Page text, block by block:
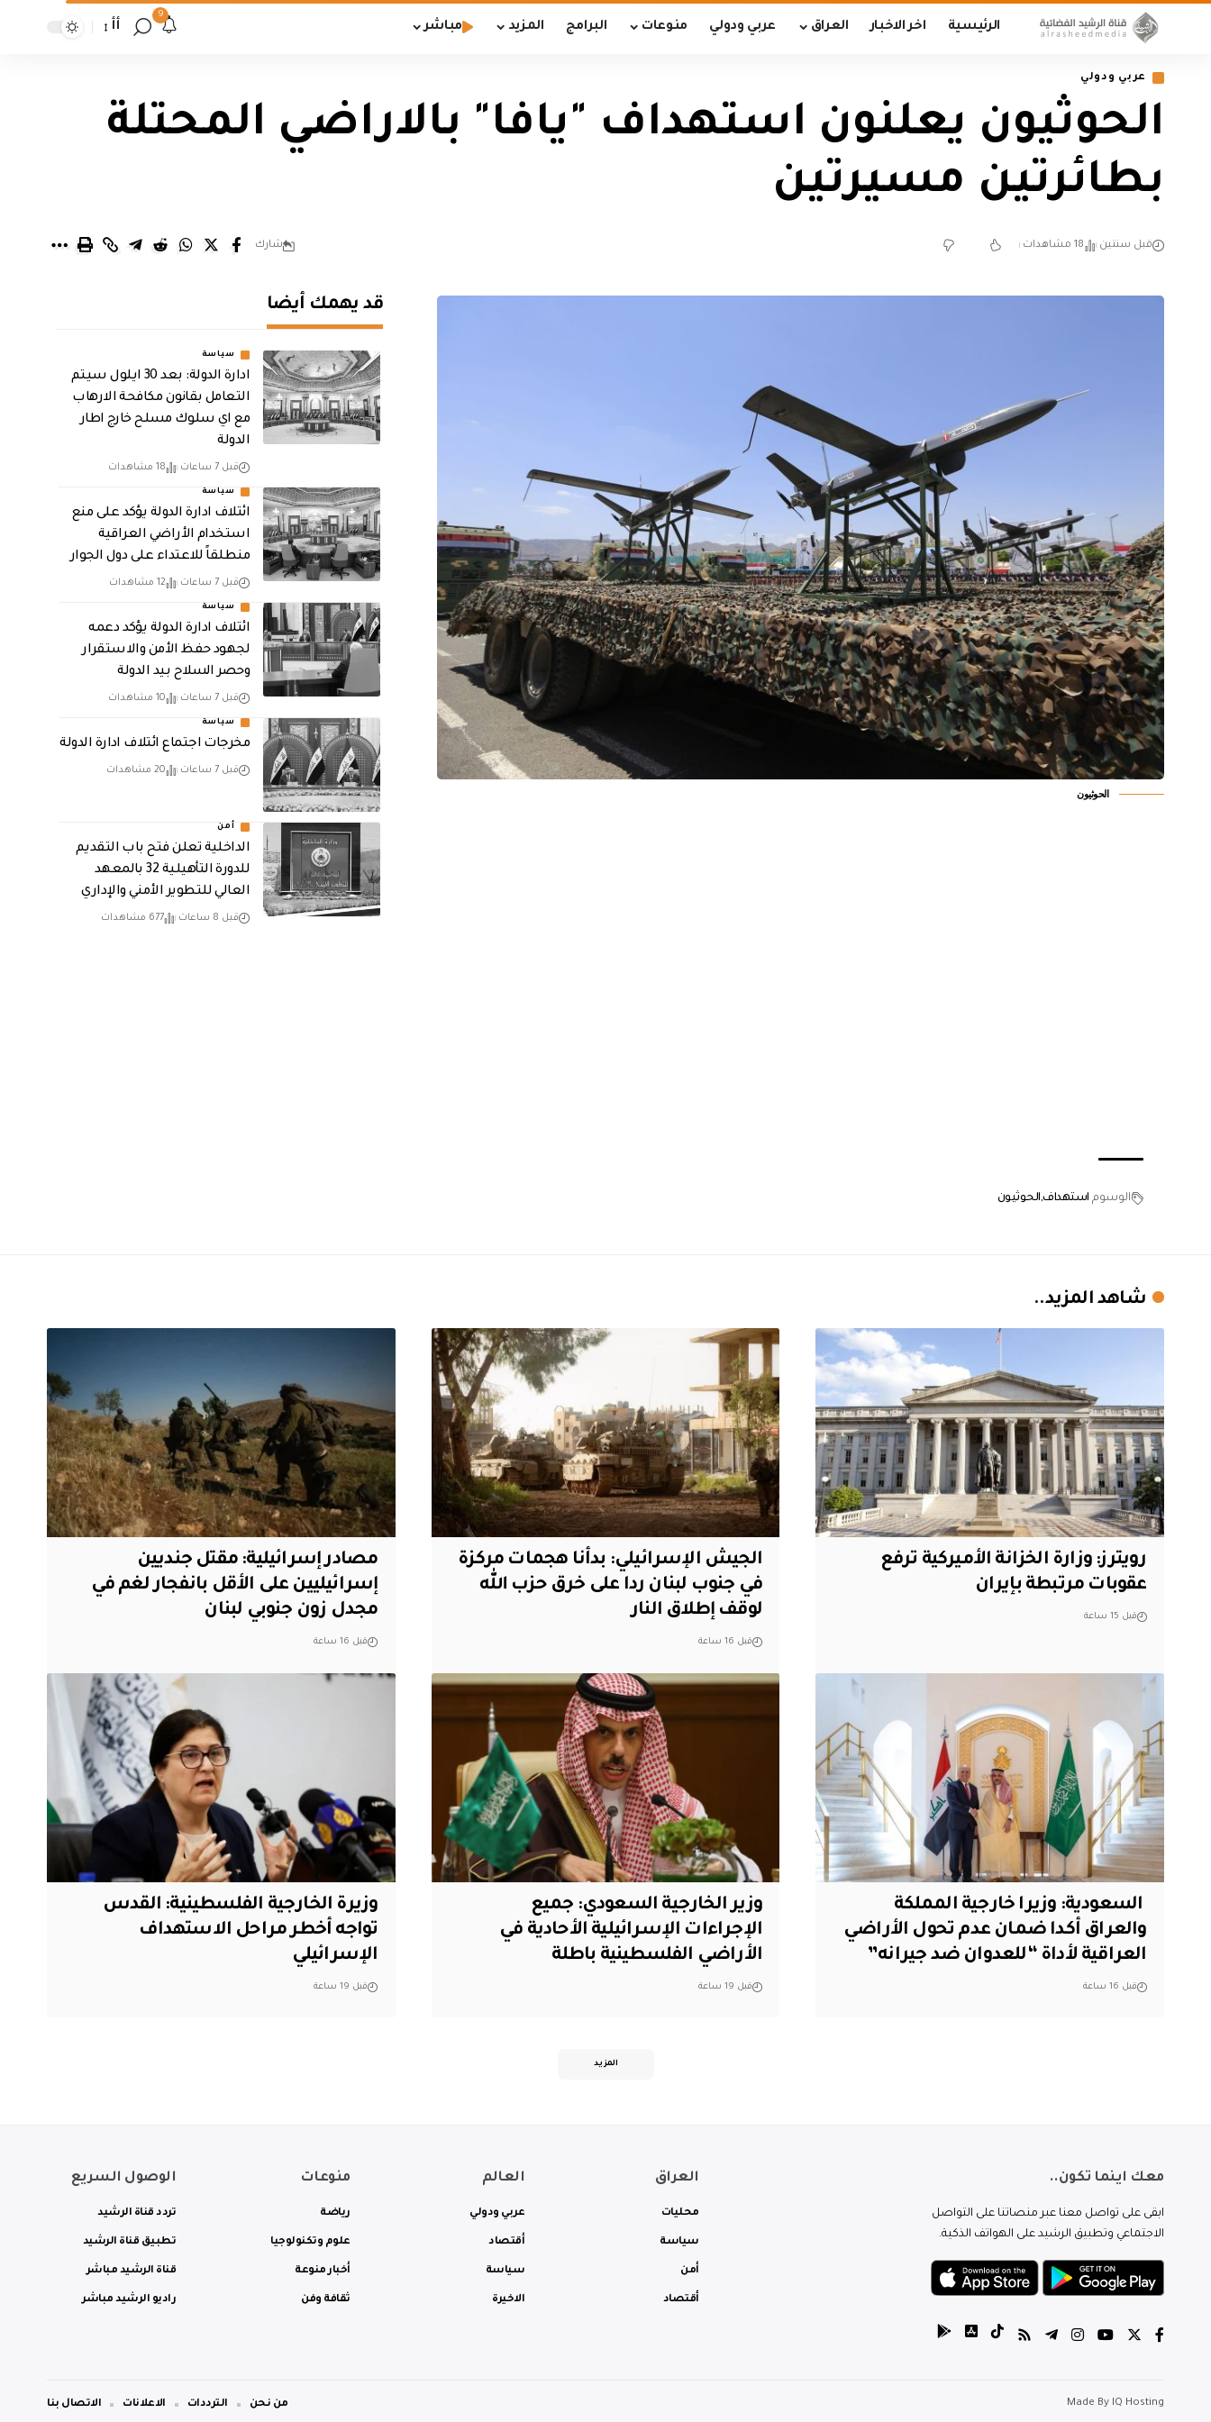
الرئيسية اخر الاخبار العراق عربي ودولي منوعات البرامج المزيد مباشر
9
أأ
عربي ودولي
الحوثيون يعلنون استهداف "يافا" بالاراضي المحتلة
بطائرتين مسيرتين
قبل سنتين 18 مشاهدات شارك
الحوثيون
الوسوم استهداف الحوثيون
قد يهمك أيضا
سياسة
ادارة الدولة: بعد 30 ايلول سيتم
التعامل بقانون مكافحة الارهاب
مع اي سلوك مسلح خارج اطار
الدولة
قبل 7 ساعات 18 مشاهدات
سياسة
ائتلاف ادارة الدولة يؤكد على منع
استخدام الأراضي العراقية
منطلقاً للاعتداء على دول الجوار
قبل 7 ساعات 12 مشاهدات
سياسة
ائتلاف ادارة الدولة يؤكد دعمه
لجهود حفظ الأمن والاستقرار
وحصر السلاح بيد الدولة
قبل 7 ساعات 10 مشاهدات
سياسة
مخرجات اجتماع ائتلاف ادارة الدولة
قبل 7 ساعات 20 مشاهدات
أمن
الداخلية تعلن فتح باب التقديم
للدورة التأهيلية 32 بالمعهد
العالي للتطوير الأمني والإداري
قبل 8 ساعات 677 مشاهدات
شاهد المزيد..
‏رويترز: وزارة الخزانة الأميركية ترفع
عقوبات مرتبطة بإيران
قبل 15 ساعة
الجيش الإسرائيلي: بدأنا هجمات مركزة
في جنوب لبنان ردا على خرق حزب الله
لوقف إطلاق النار
قبل 16 ساعة
مصادر إسرائيلية: مقتل جنديين
إسرائيليين على الأقل بانفجار لغم في
مجدل زون جنوبي لبنان
قبل 16 ساعة
‏ السعودية: وزيرا خارجية المملكة
والعراق أكدا ضمان عدم تحول الأراضي
العراقية لأداة “للعدوان ضد جيرانه”
قبل 16 ساعة
وزير الخارجية السعودي: جميع
الإجراءات الإسرائيلية الأحادية في
الأراضي الفلسطينية باطلة
قبل 19 ساعة
وزيرة الخارجية الفلسطينية: القدس
تواجه أخطر مراحل الاستهداف
الإسرائيلي
قبل 19 ساعة
المزيد
معك اينما تكون..
ابقى على تواصل معنا عبر منصاتنا على التواصل
الاجتماعي وتطبيق الرشيد على الهواتف الذكية.
العراق
محليات
سياسة
أمن
أقتصاد
العالم
عربي ودولي
أقتصاد
سياسة
الاخيرة
منوعات
رياضة
علوم وتكنولوجيا
أخبار منوعة
ثقافة وفن
الوصول السريع
تردد قناة الرشيد
تطبيق قناة الرشيد
قناة الرشيد مباشر
راديو الرشيد مباشر
Made By IQ Hosting من نحن الترددات الاعلانات الاتصال بنا